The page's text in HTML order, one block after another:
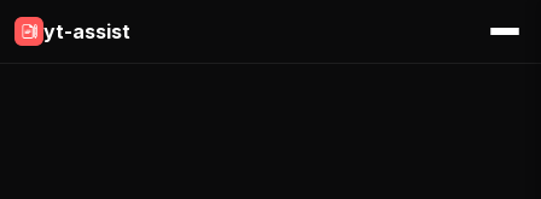
yt-assist